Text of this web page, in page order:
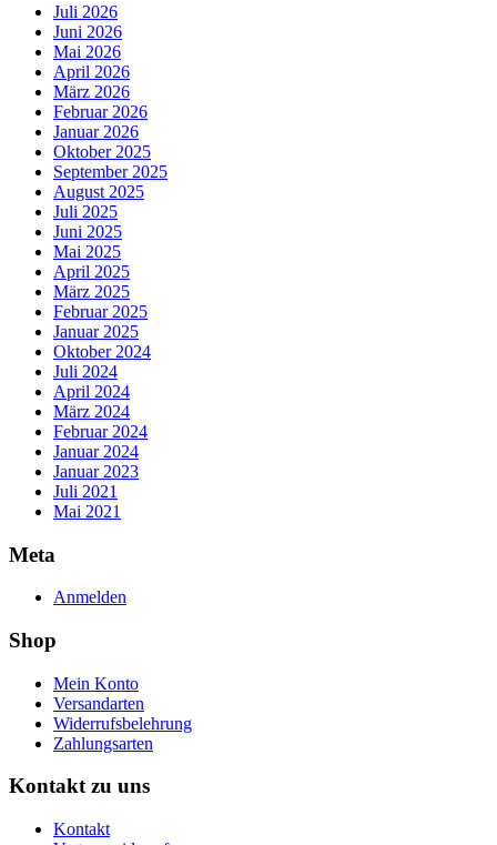
Juli 2026
Juni 2026
Mai 2026
April 2026
März 2026
Februar 2026
Januar 2026
Oktober 2025
September 2025
August 2025
Juli 2025
Juni 2025
Mai 2025
April 2025
März 2025
Februar 2025
Januar 2025
Oktober 2024
Juli 2024
April 2024
März 2024
Februar 2024
Januar 2024
Januar 2023
Juli 2021
Mai 2021
Meta
Anmelden
Shop
Mein Konto
Versandarten
Widerrufsbelehrung
Zahlungsarten
Kontakt zu uns
Kontakt